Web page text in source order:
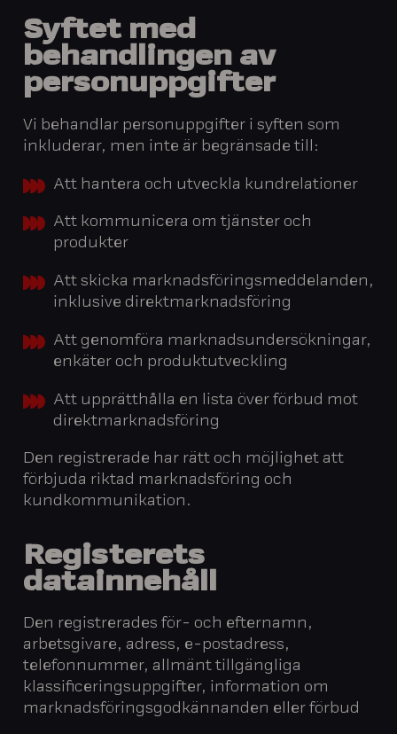
Syftet med
behandlingen av
personuppgifter
Vi behandlar personuppgifter i syften som
inkluderar, men inte är begränsade till:
Att hantera och utveckla kundrelationer
Att kommunicera om tjänster och
produkter
Att skicka marknadsföringsmeddelanden,
inklusive direktmarknadsföring
Att genomföra marknadsundersökningar,
enkäter och produktutveckling
Att upprätthålla en lista över förbud mot
direktmarknadsföring
Den registrerade har rätt och möjlighet att
förbjuda riktad marknadsföring och
kundkommunikation.
Registerets
datainnehåll
Den registrerades för- och efternamn,
arbetsgivare, adress, e-postadress,
telefonnummer, allmänt tillgängliga
klassificeringsuppgifter, information om
marknadsföringsgodkännanden eller förbud